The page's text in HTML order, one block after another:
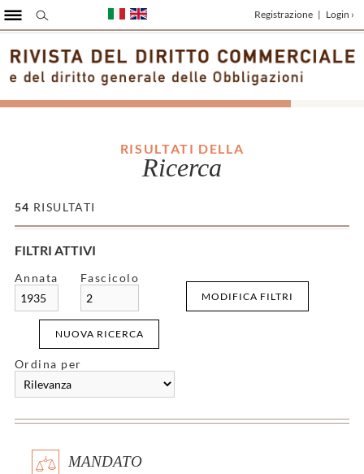
RISULTATI DELLA
Ricerca
54 RISULTATI
FILTRI ATTIVI
Annata
1935
Fascicolo
2
MODIFICA FILTRI
NUOVA RICERCA
Ordina per
MANDATO
Registrazione | Login ›